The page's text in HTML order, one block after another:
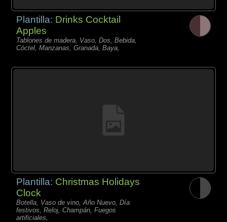
Plantilla: Drinks Cocktail
Apples
Tablones de madera, Vaso, Dos, Bebida,
Cóctel, Manzanas, Granada, Baya,
Plantilla: Christmas Holidays
Clock
Botella, Vaso de vino, Año Nuevo, Día
festivos, Reloj, Champán, Fuegos
artificiales,